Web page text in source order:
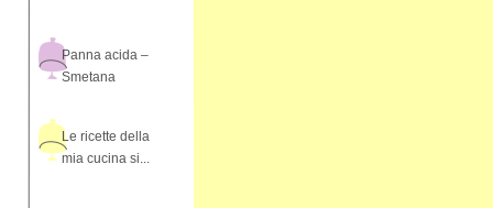
Panna acida –
Smetana
Le ricette della
mia cucina si...